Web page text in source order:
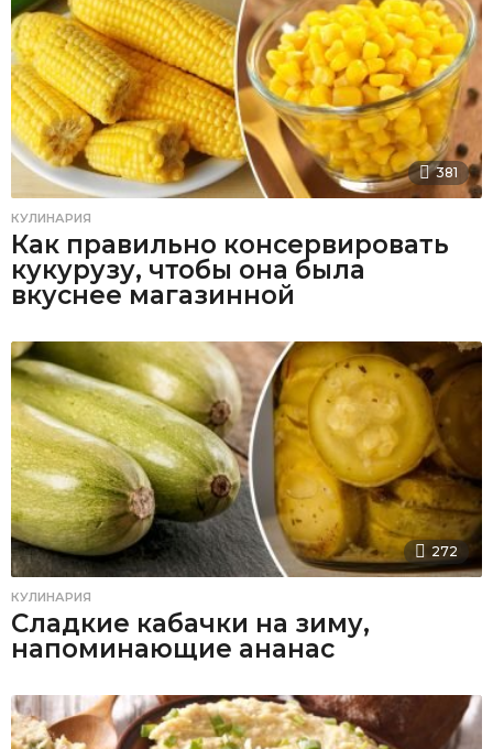
381
КУЛИНАРИЯ
Как правильно консервировать
кукурузу, чтобы она была
вкуснее магазинной
272
КУЛИНАРИЯ
Сладкие кабачки на зиму,
напоминающие ананас